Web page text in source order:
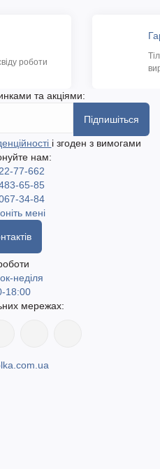
роботи
та акціями:
Підпишіться
і згоден з вимогами
нам:
77-662
65-85
34-84
мені
неділя
18:00
мережах: